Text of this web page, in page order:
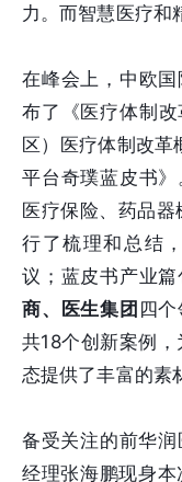
力。而智慧医疗和
在峰会上，中欧
布了《医疗体制
区）医疗体制改
平台奇璞蓝皮书》
医疗保险、药品
行了梳理和总结
议；蓝皮书产业篇
商、医生集团 四
共18个创新案例
态提供了丰富的素
备受关注的前华
经理张海鹏现身